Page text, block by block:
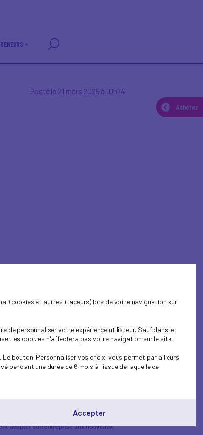
+
Adhérez
Posté le 21 mars 2025 à 10h24
adapter son entreprise aux nouveaux
(cookies et autres traceurs) lors de votre naviguation sur
de personnaliser votre expérience utilisteur. Sauf dans le
les cookies n'affectera pas votre navigation sur le site.
bouton 'Personnaliser vos choix' vous permet par ailleurs
pendant une durée de 6 mois à l'issue de laquelle ce
Accepter